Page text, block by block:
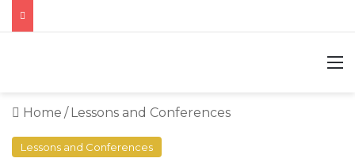
Home / Lessons and Conferences
Lessons and Conferences